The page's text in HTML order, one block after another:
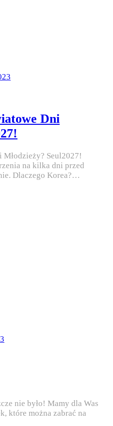
Dni
Młodzieży? Seul2027!
na kilka dni przed
Dlaczego Korea?…
nie było! Mamy dla Was
które można zabrać na